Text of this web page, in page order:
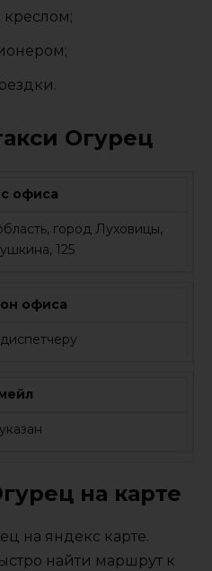
Огурец
офиса
город Луховицы,
125
офиса
на карте
на яндекс карте.
найти маршрут к